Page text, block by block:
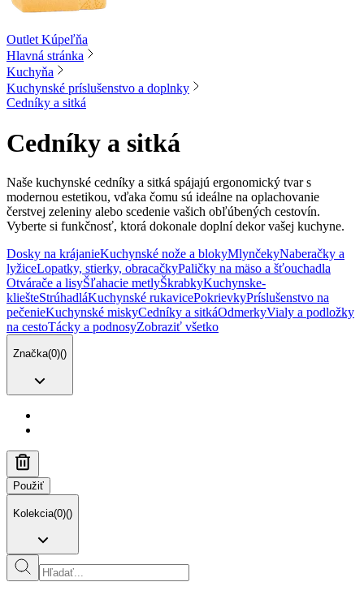
Outlet Kúpeľňa
Hlavná stránka
Kuchyňa
Kuchynské príslušenstvo a doplnky
Cedníky a sitká
Cedníky a sitká
Naše kuchynské cedníky a sitká spájajú ergonomický tvar s
modernou estetikou, vďaka čomu sú ideálne na oplachovanie
čerstvej zeleniny alebo scedenie vašich obľúbených cestovín.
Vyberte si funkčnosť, ktorá dokonale doplní dekor vašej kuchyne.
Dosky na krájanieKuchynské nože a blokyMlynčekyNaberačky a
lyžiceLopatky, stierky, obracačkyPaličky na mäso a šťouchadla
Otvárače a lisyŠľahacie metlyŠkrabkyKuchynske-
kliešteStrúhadláKuchynské rukavicePokrievkyPríslušenstvo na
pečenieKuchynské miskyCedníky a sitkáOdmerkyVialy a podložky
na cestoTácky a podnosyZobraziť všetko
Značka(0)()
Použiť
Kolekcia(0)()